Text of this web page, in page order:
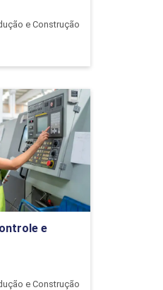
AVALIAÇÃO
6
AVALIAÇÃO
e Construção
e
e Construção
de Controle e
Automação
do curso